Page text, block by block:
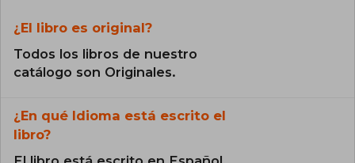
¿El libro es original?
Todos los libros de nuestro
catálogo son Originales.
¿En qué Idioma está escrito el
libro?